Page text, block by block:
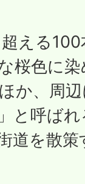
える
桜色に
か、周
と呼ば
道を散